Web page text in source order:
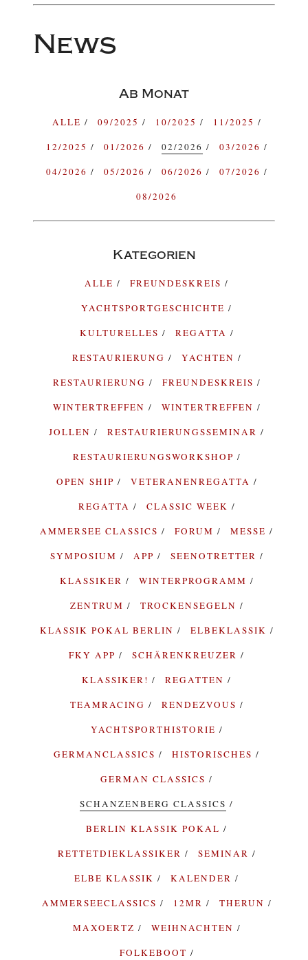
News
Ab Monat
ALLE 09/2025 10/2025
11/2025
12/2025
01/2026 02/2026
03/2026
04/2026
05/2026 06/2026
07/2026
08/2026
Kategorien
ALLE
FREUNDESKREIS
YACHTSPORTGESCHICHTE
KULTURELLES
REGATTA
RESTAURIERUNG
YACHTEN
RESTAURIERUNG
FREUNDESKREIS
WINTERTREFFEN
WINTERTREFFEN
JOLLEN
RESTAURIERUNGSSEMINAR
RESTAURIERUNGSWORKSHOP
OPEN SHIP
VETERANENREGATTA
REGATTA
CLASSIC WEEK
AMMERSEE CLASSICS
FORUM
MESSE
SYMPOSIUM
APP
SEENOTRETTER
KLASSIKER
WINTERPROGRAMM
ZENTRUM
TROCKENSEGELN
KLASSIK POKAL BERLIN
ELBEKLASSIK
FKY APP
SCHÄRENKREUZER
KLASSIKER!
REGATTEN
TEAMRACING
RENDEZVOUS
YACHTSPORTHISTORIE
GERMANCLASSICS
HISTORISCHES
GERMAN CLASSICS
SCHANZENBERG CLASSICS
BERLIN KLASSIK POKAL
RETTETDIEKLASSIKER
SEMINAR
ELBE KLASSIK
KALENDER
AMMERSEECLASSICS
12MR
THERUN
MAXOERTZ
WEIHNACHTEN
FOLKEBOOT